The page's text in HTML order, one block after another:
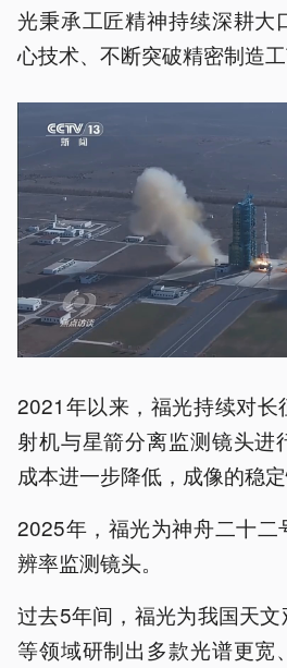
光秉承工匠精神持续深耕大
心技术、不断突破精密制造工
2021年以来，福光持续对
射机与星箭分离监测镜头进
成本进一步降低，成像的稳定
2025年，福光为神舟二十二
辨率监测镜头。
过去5年间，福光为我国天
等领域研制出多款光谱更宽